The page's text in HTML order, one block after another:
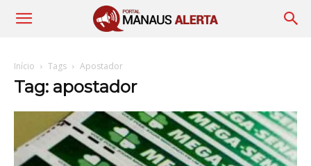
Início Tags Apostador
Tag: apostador